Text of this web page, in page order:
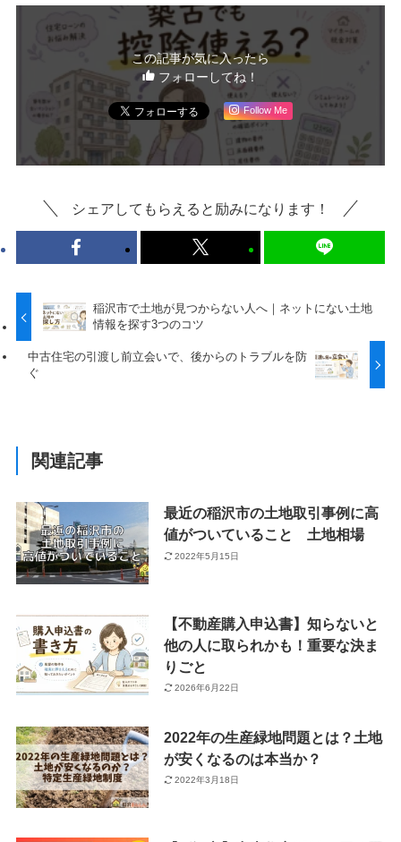
この記事が気に入ったら
フォローしてね！
Follow Me
シェアしてもらえると励みになります！
稲沢市で土地が見つからない人へ｜ネットにない土地
情報を探す3つのコツ
中古住宅の引渡し前立会いで、後からのトラブルを防
ぐ
関連記事
最近の稲沢市の土地取引事例に高
値がついていること 土地相場
2022年5月15日
【不動産購入申込書】知らないと
他の人に取られかも！重要な決ま
りごと
2026年6月22日
2022年の生産緑地問題とは？土地
が安くなるのは本当か？
2022年3月18日